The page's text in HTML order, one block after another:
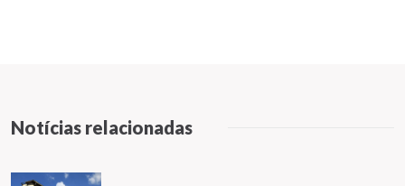
Notícias relacionadas